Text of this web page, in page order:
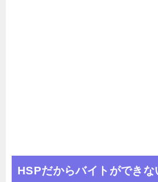
HSPだからバイトができな